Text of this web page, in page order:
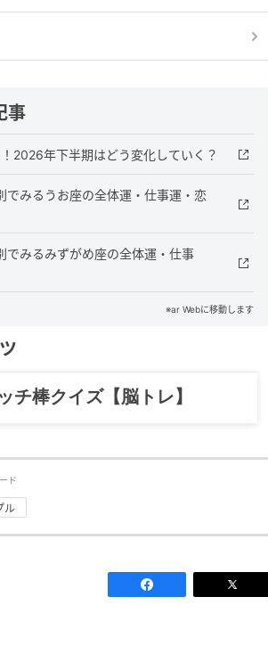
事
2026年下半期はどう変化していく？
でみるうお座の全体運・仕事運・恋
でみるみずがめ座の全体運・仕事
※ar Webに移動します
読めます。
ド
ル